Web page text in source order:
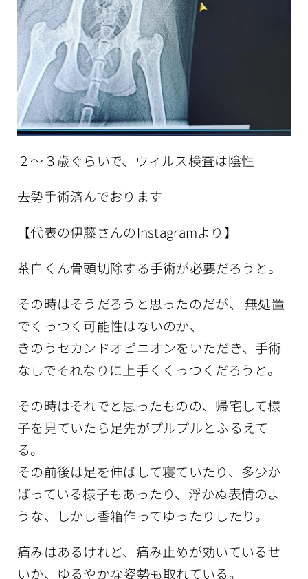
２〜３歳ぐらいで、ウィルス検査は陰性
去勢手術済んでおります
【代表の伊藤さんのInstagramより】
茶白くん骨頭切除する手術が必要だろうと。
その時はそうだろうと思ったのだが、 無処置
でくっつく可能性はないのか、
きのうセカンドオピニオンをいただき、手術
なしでそれなりに上手くくっつくだろうと。
その時はそれでと思ったものの、帰宅して様
子を見ていたら足先がプルプルとふるえて
る。
その前後は足を伸ばして寝ていたり、多少か
ばっている様子もあったり、浮かぬ表情のよ
うな、しかし香箱作ってゆったりしたり。
痛みはあるけれど、痛み止めが効いているせ
いか、ゆるやかな姿勢も取れている。